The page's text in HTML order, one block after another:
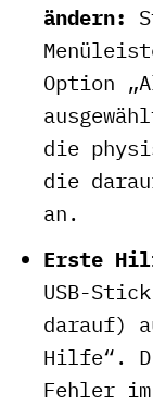
ändern:
Option
die
die
an.
Erste
USB-
darauf)
Hilfe“.
Fehler